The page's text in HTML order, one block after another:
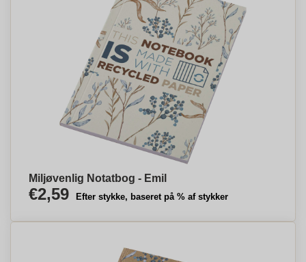
Miljøvenlig Notatbog - Emil
€2,59 Efter stykke, baseret på % af stykker